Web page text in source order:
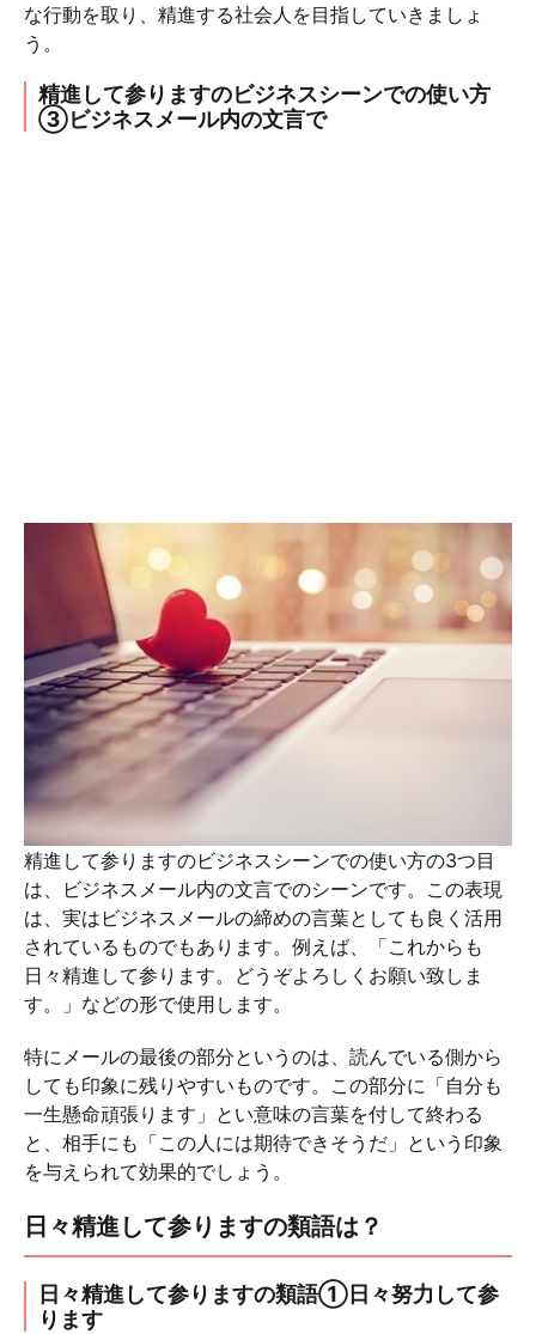
な行動を取り、精進する社会人を目指していきましょ
う。
精進して参りますのビジネスシーンでの使い方
③ビジネスメール内の文言で
精進して参りますのビジネスシーンでの使い方の3つ目
は、ビジネスメール内の文言でのシーンです。この表現
は、実はビジネスメールの締めの言葉としても良く活用
されているものでもあります。例えば、「これからも
日々精進して参ります。どうぞよろしくお願い致しま
す。」などの形で使用します。
特にメールの最後の部分というのは、読んでいる側から
しても印象に残りやすいものです。この部分に「自分も
一生懸命頑張ります」とい意味の言葉を付して終わる
と、相手にも「この人には期待できそうだ」という印象
を与えられて効果的でしょう。
日々精進して参りますの類語は？
日々精進して参りますの類語①日々努力して参
ります